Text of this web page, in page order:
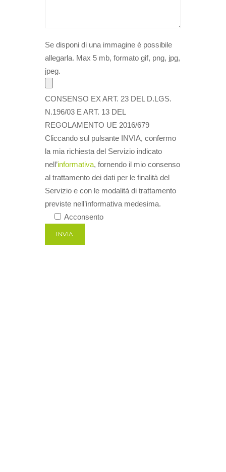
Se disponi di una immagine è possibile
allegarla. Max 5 mb, formato gif, png, jpg,
jpeg.
CONSENSO EX ART. 23 DEL D.LGS.
N.196/03 E ART. 13 DEL
REGOLAMENTO UE 2016/679
Cliccando sul pulsante INVIA, confermo
la mia richiesta del Servizio indicato
nell’informativa, fornendo il mio consenso
al trattamento dei dati per le finalità del
Servizio e con le modalità di trattamento
previste nell’informativa medesima.
Acconsento